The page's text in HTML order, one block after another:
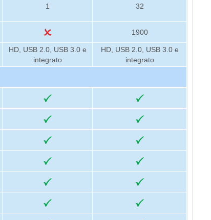
1 32
1900
HD, USB 2.0, USB 3.0 e
integrato
HD, USB 2.0, USB 3.0 e
integrato